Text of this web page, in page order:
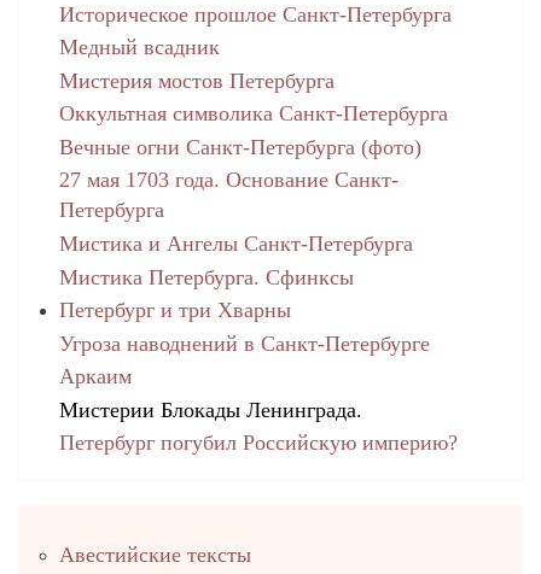
Историческое прошлое Санкт-Петербурга
Медный всадник
Мистерия мостов Петербурга
Оккультная символика Санкт-Петербурга
Вечные огни Санкт-Петербурга (фото)
27 мая 1703 года. Основание Санкт-
Петербурга
Мистика и Ангелы Санкт-Петербурга
Мистика Петербурга. Сфинксы
Петербург и три Хварны
Угроза наводнений в Санкт-Петербурге
Аркаим
Мистерии Блокады Ленинграда.
Петербург погубил Российскую империю?
столбец
Авестийские тексты